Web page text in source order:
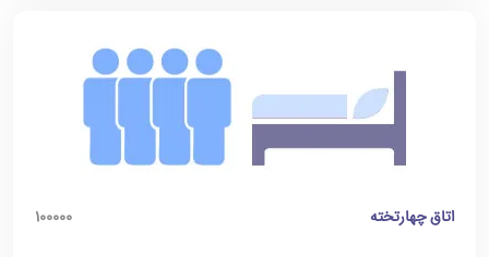
اتاق چهارتخته 100000